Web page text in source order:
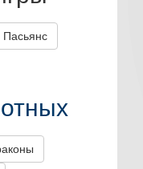
Пасьянс